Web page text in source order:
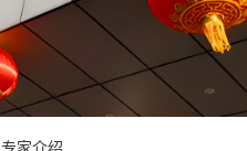
专家介绍